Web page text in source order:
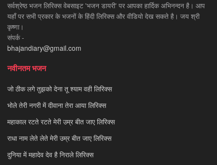
सर्वश्रेष्ठ भजन लिरिक्स वेबसाइट 'भजन डायरी' पर आपका हार्दिक अभिनन्दन है। आप
यहाँ पर सभी प्रकार के भजनों के हिंदी लिरिक्स और वीडियो देख सकते है। जय श्री
कृष्णा।
संपर्क -
bhajandiary@gmail.com
नवीनतम भजन
जो ठीक लगे तुझको देना तू श्याम वही लिरिक्स
भोले तेरी नगरी में दीवाना तेरा आया लिरिक्स
महाकाल रटते रटते मेरी उम्र बीत जाए लिरिक्स
राधा नाम लेते लेते मेरी उम्र बीत जाए लिरिक्स
दुनिया में महादेव देव है निराले लिरिक्स